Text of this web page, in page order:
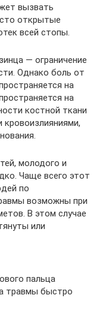
вызвать
открытые
всей стопы.
— ограничение
Однако боль от
на
на
костной ткани
молодого и
Чаще всего этот
по
возможны при
В этом случае
или
пальца
травмы быстро